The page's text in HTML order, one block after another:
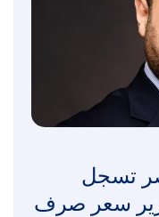
تسجل
سعر صرف